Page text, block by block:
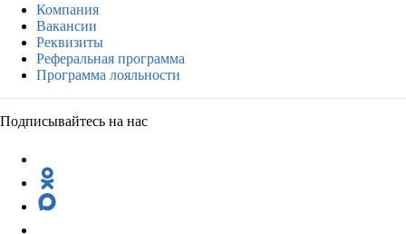
Компания
Вакансии
Реквизиты
Реферальная программа
Программа лояльности
Подписывайтесь на нас